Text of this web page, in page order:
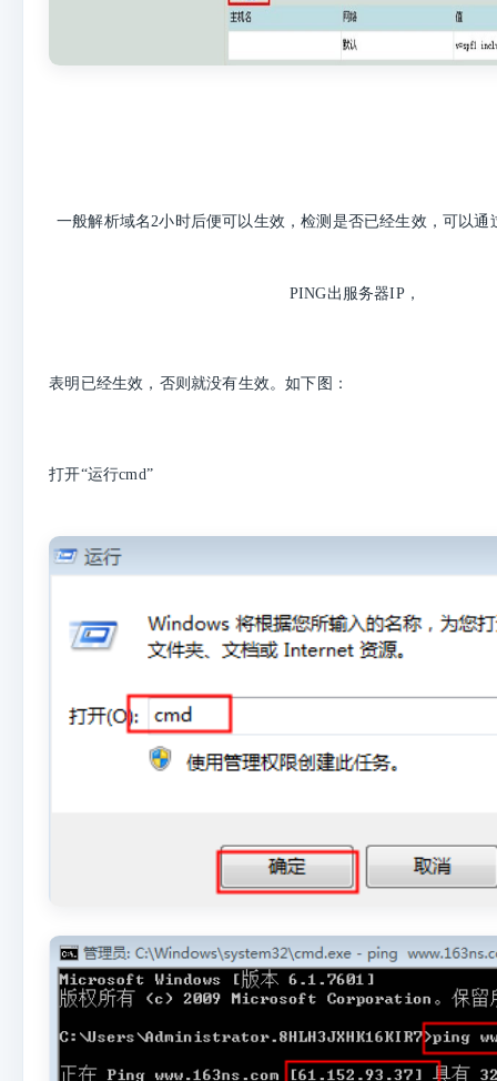
一般解析域名2小时后便可以生效，检测是否已经生效，可以通
PING出服务器IP，
表明已经生效，否则就没有生效。如下图：
打开“运行cmd”